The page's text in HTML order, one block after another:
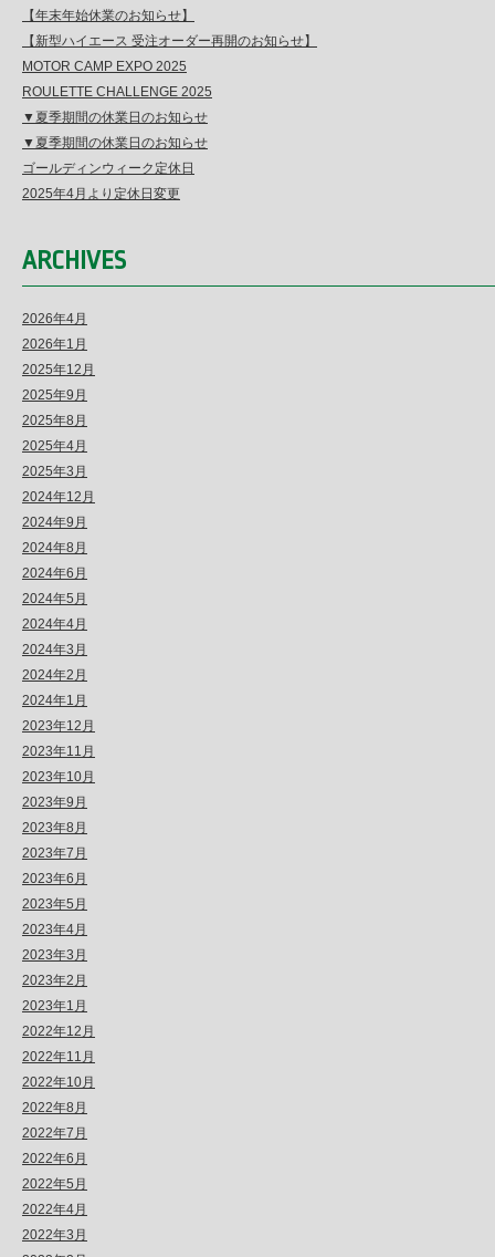
【年末年始休業のお知らせ】
【新型ハイエース 受注オーダー再開のお知らせ】
MOTOR CAMP EXPO 2025
ROULETTE CHALLENGE 2025
▼夏季期間の休業日のお知らせ
▼夏季期間の休業日のお知らせ
ゴールディンウィーク定休日
2025年4月より定休日変更
ARCHIVES
2026年4月
2026年1月
2025年12月
2025年9月
2025年8月
2025年4月
2025年3月
2024年12月
2024年9月
2024年8月
2024年6月
2024年5月
2024年4月
2024年3月
2024年2月
2024年1月
2023年12月
2023年11月
2023年10月
2023年9月
2023年8月
2023年7月
2023年6月
2023年5月
2023年4月
2023年3月
2023年2月
2023年1月
2022年12月
2022年11月
2022年10月
2022年8月
2022年7月
2022年6月
2022年5月
2022年4月
2022年3月